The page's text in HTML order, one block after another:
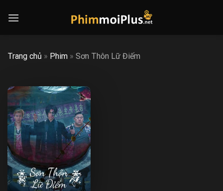
Trang chủ » Phim » Sơn Thôn Lữ Điếm